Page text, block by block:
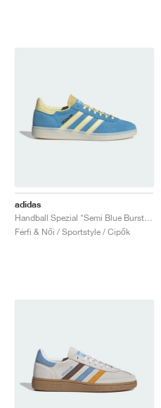
adidas
Handball Spezial "Semi Blue Burst & Almost Yellow"
Férfi & Női / Sportstyle / Cipők